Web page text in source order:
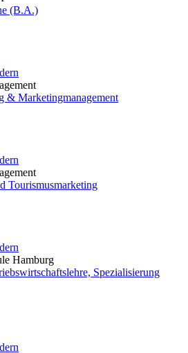
(B.A.)
& Marketingmanagement
Tourismusmarketing
Hamburg
Spezialisierung